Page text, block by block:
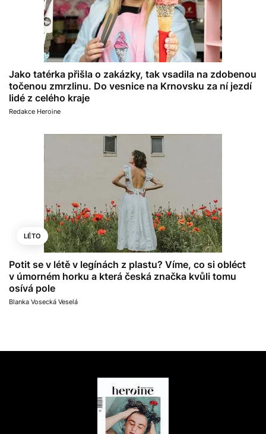
Jako tatérka přišla o zakázky, tak vsadila na zdobenou
točenou zmrzlinu. Do vesnice na Krnovsku za ní jezdí
lidé z celého kraje
Redakce Heroine
LÉTO
Potit se v létě v legínách z plastu? Víme, co si obléct
v úmorném horku a která česká značka kvůli tomu
osívá pole
Blanka Vosecká Veselá